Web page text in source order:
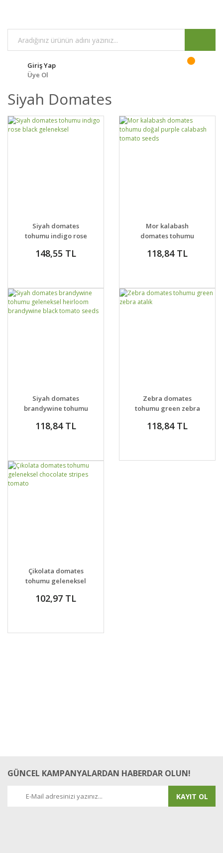
Giriş Yap
Üye Ol
Siyah Domates
DETAYLAR SEPETE EKLE
Siyah domates
tohumu indigo rose
148,55 TL
DETAYLAR SEPETE EKLE
Mor kalabash
domates tohumu
tomato seeds
118,84 TL
DETAYLAR SEPETE EKLE
Siyah domates
brandywine tohumu
brandywine black
118,84 TL
DETAYLAR SEPETE EKLE
Zebra domates
tohumu green zebra
118,84 TL
DETAYLAR
VER
Çikolata domates
tohumu geleneksel
tomato
102,97 TL
GÜNCEL KAMPANYALARDAN HABERDAR OLUN!
KAYIT OL